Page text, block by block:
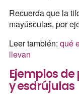
Recuerda que la
mayúsculas, por
Leer también: qué
llevan
Ejemplos
y esdrújulas